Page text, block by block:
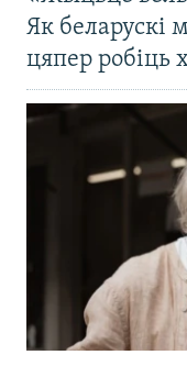
Як беларускі
цяпер робіць